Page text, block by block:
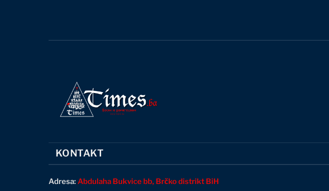
KONTAKT
Adresa: Abdulaha Bukvice bb, Brčko distrikt BiH